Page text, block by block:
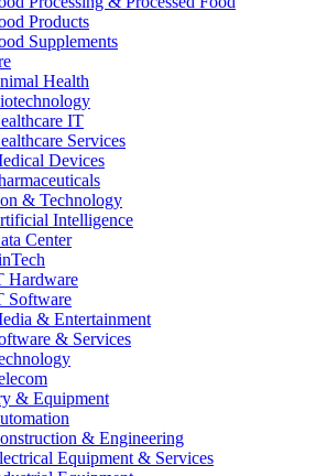
Products
Supplements
Health
IT
Services
Devices
& Technology
Intelligence
Center
Hardware
Software
& Entertainment
& Services
& Equipment
& Engineering
Equipment & Services